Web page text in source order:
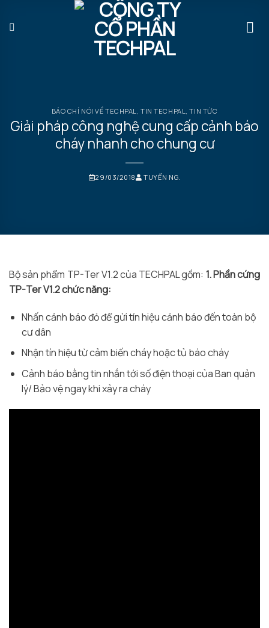
qua
BÁO CHÍ NÓI VỀ TECHPAL ,TIN TECHPAL ,TIN TỨC
Giải pháp công nghệ cung cấp cảnh báo
cháy nhanh cho chung cư
29/03/2018 TUYỂN NG.
Bộ sản phẩm TP-Ter V1.2 của TECHPAL gồm: 1. Phần cứng
TP-Ter V1.2 chức năng:
Nhấn cảnh báo đỏ để gửi tín hiệu cảnh báo đến toàn bộ
cư dân
Nhận tín hiệu từ cảm biến cháy hoặc tủ báo cháy
Cảnh báo bằng tin nhắn tới số điện thoại của Ban quản
lý/ Bảo vệ ngay khi xảy ra cháy